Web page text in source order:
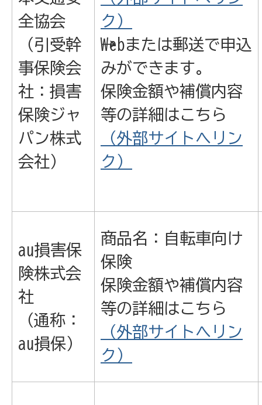
全協会
（引受幹
事保険会
社：損害
保険ジャ
パン株式
会社）
ク）
→Webまたは郵送で申込
みができます。
保険金額や補償内容
等の詳細はこちら
（外部サイトへリン
ク）
au損害保
険株式会
社
（通称：
au損保）
商品名：自転車向け
保険
保険金額や補償内容
等の詳細はこちら
（外部サイトへリン
ク）